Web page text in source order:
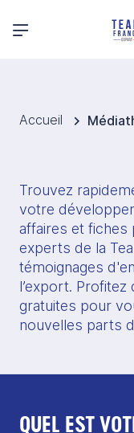
Menu principal
Accueil
Trouvez
votre
affaires et fiches
experts de la
témoignages
l’export.
gratuites pour
nouvelles parts
QUEL EST